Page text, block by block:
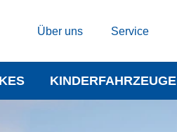
Über uns Service
KINDERFAHRZEUGE